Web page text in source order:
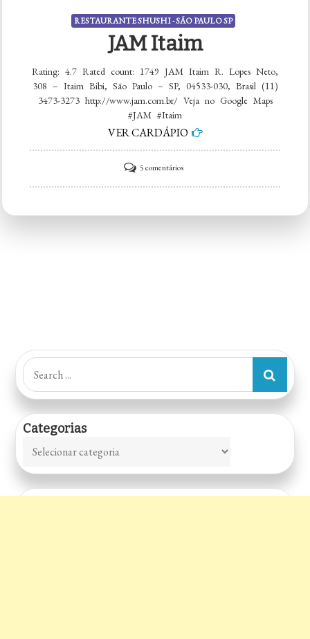
RESTAURANTE SHUSHI - SÃO PAULO SP
JAM Itaim
Rating: 4.7 Rated count: 1749 JAM Itaim R. Lopes Neto,
308 – Itaim Bibi, São Paulo – SP, 04533-030, Brasil (11)
3473-3273 http://www.jam.com.br/ Veja no Google Maps
#JAM #Itaim
VER CARDÁPIO
5 comentáriosem
JAM
Search
for:
Categorias
Categorias